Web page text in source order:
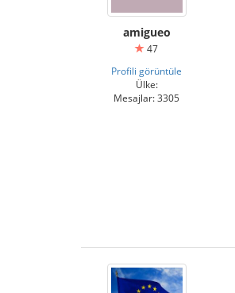
amigueo
47
Profili görüntüle
Ülke:
Mesajlar: 3305